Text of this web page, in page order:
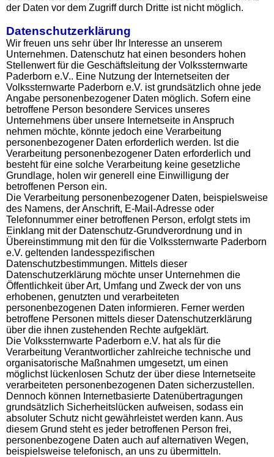
der Daten vor dem Zugriff durch Dritte ist nicht möglich.
Datenschutzerklärung
Wir freuen uns sehr über Ihr Interesse an unserem
Unternehmen. Datenschutz hat einen besonders hohen
Stellenwert für die Geschäftsleitung der Volkssternwarte
Paderborn e.V.. Eine Nutzung der Internetseiten der
Volkssternwarte Paderborn e.V. ist grundsätzlich ohne jede
Angabe personenbezogener Daten möglich. Sofern eine
betroffene Person besondere Services unseres
Unternehmens über unsere Internetseite in Anspruch
nehmen möchte, könnte jedoch eine Verarbeitung
personenbezogener Daten erforderlich werden. Ist die
Verarbeitung personenbezogener Daten erforderlich und
besteht für eine solche Verarbeitung keine gesetzliche
Grundlage, holen wir generell eine Einwilligung der
betroffenen Person ein.
Die Verarbeitung personenbezogener Daten, beispielsweise
des Namens, der Anschrift, E-Mail-Adresse oder
Telefonnummer einer betroffenen Person, erfolgt stets im
Einklang mit der Datenschutz-Grundverordnung und in
Übereinstimmung mit den für die Volkssternwarte Paderborn
e.V. geltenden landesspezifischen
Datenschutzbestimmungen. Mittels dieser
Datenschutzerklärung möchte unser Unternehmen die
Öffentlichkeit über Art, Umfang und Zweck der von uns
erhobenen, genutzten und verarbeiteten
personenbezogenen Daten informieren. Ferner werden
betroffene Personen mittels dieser Datenschutzerklärung
über die ihnen zustehenden Rechte aufgeklärt.
Die Volkssternwarte Paderborn e.V. hat als für die
Verarbeitung Verantwortlicher zahlreiche technische und
organisatorische Maßnahmen umgesetzt, um einen
möglichst lückenlosen Schutz der über diese Internetseite
verarbeiteten personenbezogenen Daten sicherzustellen.
Dennoch können Internetbasierte Datenübertragungen
grundsätzlich Sicherheitslücken aufweisen, sodass ein
absoluter Schutz nicht gewährleistet werden kann. Aus
diesem Grund steht es jeder betroffenen Person frei,
personenbezogene Daten auch auf alternativen Wegen,
beispielsweise telefonisch, an uns zu übermitteln.